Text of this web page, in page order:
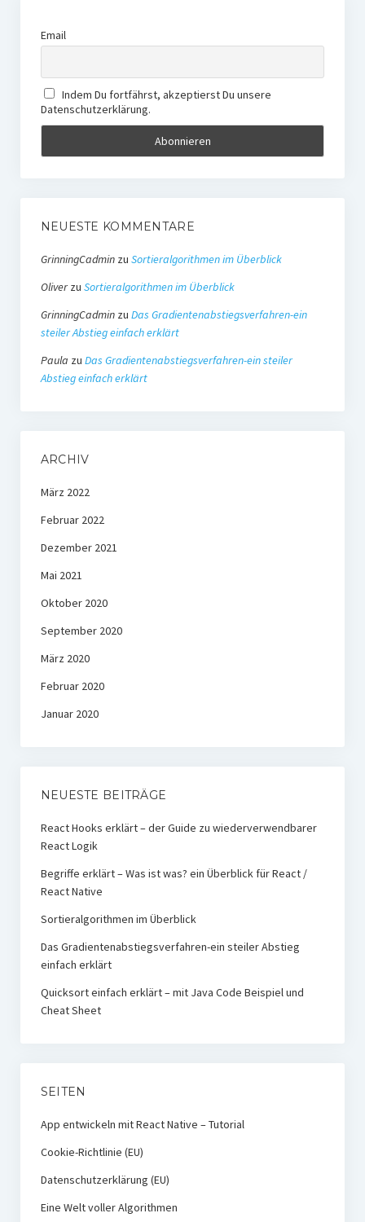
Email
Indem Du fortfährst, akzeptierst Du unsere
Datenschutzerklärung.
NEUESTE KOMMENTARE
GrinningCadminzu Sortieralgorithmen im Überblick
Oliverzu Sortieralgorithmen im Überblick
GrinningCadminzu Das Gradientenabstiegsverfahren-ein
steiler Abstieg einfach erklärt
Paula zu Das Gradientenabstiegsverfahren-ein steiler
Abstieg einfach erklärt
ARCHIV
März 2022
Februar 2022
Dezember 2021
Mai 2021
Oktober 2020
September 2020
März 2020
Februar 2020
Januar 2020
NEUESTE BEITRÄGE
React Hooks erklärt – der Guide zu wiederverwendbarer
React Logik
Begriffe erklärt – Was ist was? ein Überblick für React /
React Native
Sortieralgorithmen im Überblick
Das Gradientenabstiegsverfahren-ein steiler Abstieg
einfach erklärt
Quicksort einfach erklärt – mit Java Code Beispiel und
Cheat Sheet
SEITEN
App entwickeln mit React Native – Tutorial
Cookie-Richtlinie (EU)
Datenschutzerklärung (EU)
Eine Welt voller Algorithmen